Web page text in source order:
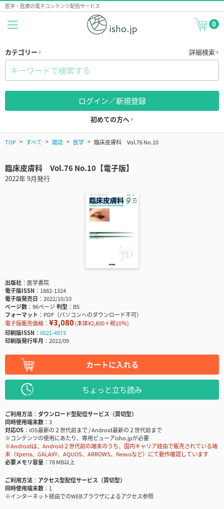
医学・医療の電子コンテンツ配信サービス
0
カテゴリー 詳細検索
ログイン／新規登録
初めての方へ
TOP すべて 雑誌 医学 臨床皮膚科 Vol.76 No.10
臨床皮膚科 Vol.76 No.10【電子版】
2022年 9月発行
出版社
医学書院
電子版ISSN
1882-1324
電子版発売日
2022/10/10
ページ数
96ページ判型
B5
フォーマット
PDF（パソコンへのダウンロード不可）
電子版販売価格： ¥3,080(本体¥2,800＋税10％)
印刷版ISSN
0021-4973
印刷版発行年月
2022/09
カートに入れる
ちょっと立ち読み
ご利用方法
ダウンロード型配信サービス（買切型）
同時使用端末数
3
対応OS
iOS最新の２世代前まで / Android最新の２世代前まで
※コンテンツの使用にあたり、専用ビューアisho.jpが必要
※Androidは、Android２世代前の端末のうち、国内キャリア経由で販売されている端
末（Xperia、GALAXY、AQUOS、ARROWS、Nexusなど）にて動作確認しています
必要メモリ容量
78 MB以上
ご利用方法
アクセス型配信サービス（買切型）
同時使用端末数
1
※インターネット経由でのWEBブラウザによるアクセス参照